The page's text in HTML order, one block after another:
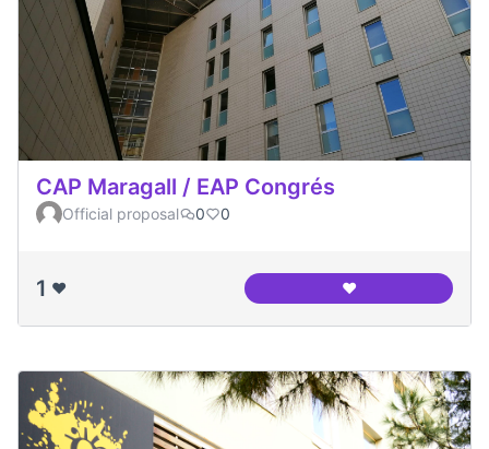
CAP Maragall / EAP Congrés
Official proposal 0 0
1 ❤️ ❤️CAP Maragall /